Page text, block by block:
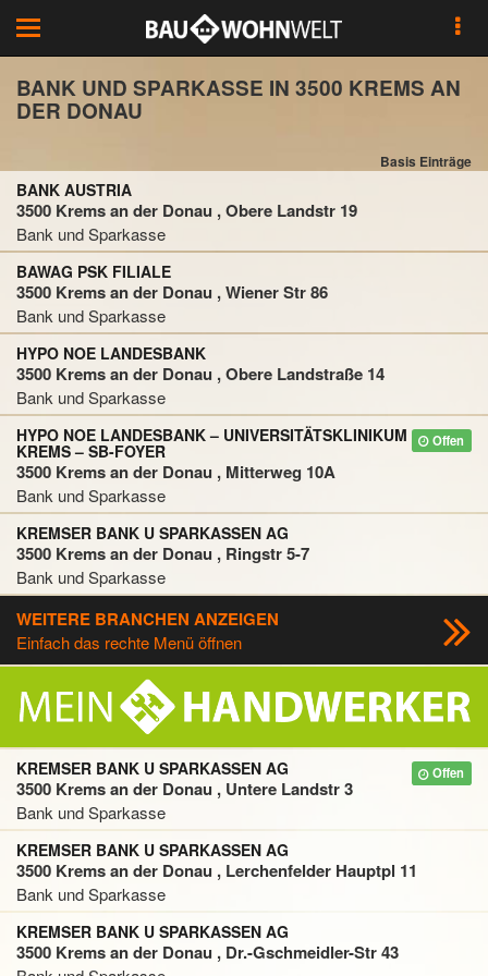
Toggle
navigation
BANK UND SPARKASSE IN 3500 KREMS AN
DER DONAU
Basis Einträge
BANK AUSTRIA
3500 Krems an der Donau , Obere Landstr 19
Bank und Sparkasse
BAWAG PSK FILIALE
3500 Krems an der Donau , Wiener Str 86
Bank und Sparkasse
HYPO NOE LANDESBANK
3500 Krems an der Donau , Obere Landstraße 14
Bank und Sparkasse
Offen
HYPO NOE LANDESBANK – UNIVERSITÄTSKLINIKUM
KREMS – SB-FOYER
3500 Krems an der Donau , Mitterweg 10A
Bank und Sparkasse
KREMSER BANK U SPARKASSEN AG
3500 Krems an der Donau , Ringstr 5-7
Bank und Sparkasse
WEITERE BRANCHEN ANZEIGEN
Einfach das rechte Menü öffnen
Offen
KREMSER BANK U SPARKASSEN AG
3500 Krems an der Donau , Untere Landstr 3
Bank und Sparkasse
KREMSER BANK U SPARKASSEN AG
3500 Krems an der Donau , Lerchenfelder Hauptpl 11
Bank und Sparkasse
KREMSER BANK U SPARKASSEN AG
3500 Krems an der Donau , Dr.-Gschmeidler-Str 43